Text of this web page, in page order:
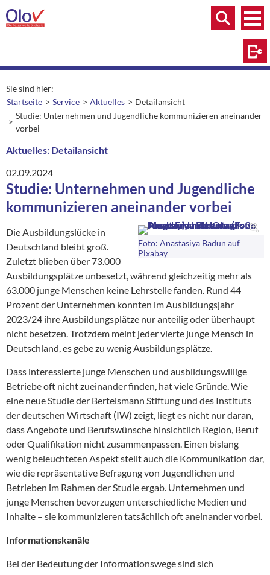
Zum Inhalt springen
Menü
Menü
Suche
Sie sind hier:
Startseite
Service Aktuelles aktuelle Seite:
Detailansicht
Studie: Unternehmen und Jugendliche kommunizieren aneinander
vorbei
Aktuelles: Detailansicht
02.09.2024
Studie: Unternehmen und Jugendliche
kommunizieren aneinander vorbei
Foto: Anastasiya Badun auf
Pixabay
Die Ausbildungslücke in
Deutschland bleibt groß.
Zuletzt blieben über 73.000
Ausbildungsplätze unbesetzt, während gleichzeitig mehr als
63.000 junge Menschen keine Lehrstelle fanden. Rund 44
Prozent der Unternehmen konnten im Ausbildungsjahr
2023/24 ihre Ausbildungsplätze nur anteilig oder überhaupt
nicht besetzen. Trotzdem meint jeder vierte junge Mensch in
Deutschland, es gebe zu wenig Ausbildungsplätze.
Dass interessierte junge Menschen und ausbildungswillige
Betriebe oft nicht zueinander finden, hat viele Gründe. Wie
eine neue Studie der Bertelsmann Stiftung und des Instituts
der deutschen Wirtschaft (IW) zeigt, liegt es nicht nur daran,
dass Angebote und Berufswünsche hinsichtlich Region, Beruf
oder Qualifikation nicht zusammenpassen. Einen bislang
wenig beleuchteten Aspekt stellt auch die Kommunikation dar,
wie die repräsentative Befragung von Jugendlichen und
Betrieben im Rahmen der Studie ergab. Unternehmen und
junge Menschen bevorzugen unterschiedliche Medien und
Inhalte – sie kommunizieren tatsächlich oft aneinander vorbei.
Informationskanäle
Bei der Bedeutung der Informationswege sind sich